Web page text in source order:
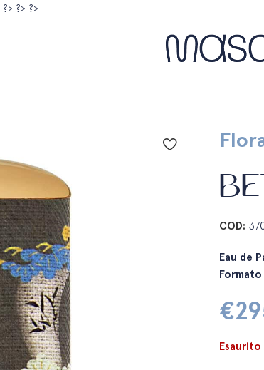
?> ?> ?>
COD:
Eau de
Formato
€
Esaurito